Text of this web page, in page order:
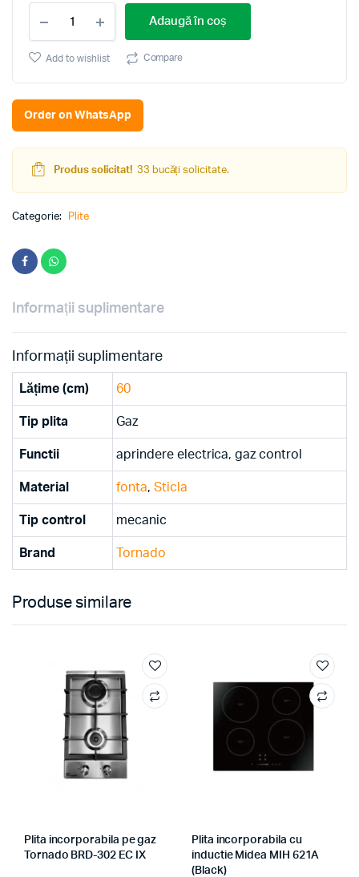
incorporabila
pe
gaz
TR4033
IVORY
GLASS
quantity
Adaugă în coș
Add to wishlist Compare
Order on WhatsApp
Produs solicitat! 33 bucăți solicitate.
Categorie: Plite
Informații suplimentare
Informații suplimentare
Lățime (cm) 60
Tip plita Gaz
Functii aprindere electrica, gaz control
Material fonta, Sticla
Tip control mecanic
Brand Tornado
Produse similare
Plita incorporabila pe gaz
Tornado BRD-302 EC IX
Plita incorporabila cu
inductie Midea MIH 621A
(Black)